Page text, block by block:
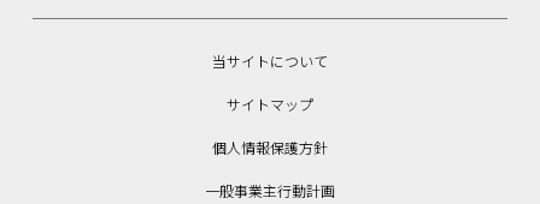
当サイトについて
サイトマップ
個人情報保護方針
一般事業主行動計画